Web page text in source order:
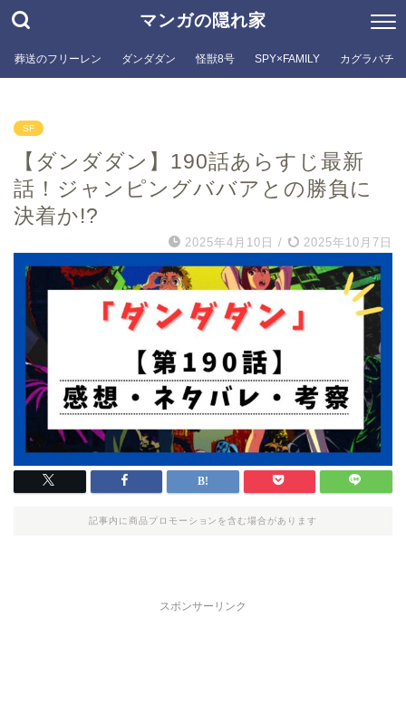
マンガの隠れ家
葬送のフリーレン ダンダダン 怪獣8号 SPY×FAMILY カグラバチ
SF
【ダンダダン】190話あらすじ最新
話！ジャンピングババアとの勝負に
決着か!?
2025年4月10日 / 2025年10月7日
記事内に商品プロモーションを含む場合があります
スポンサーリンク